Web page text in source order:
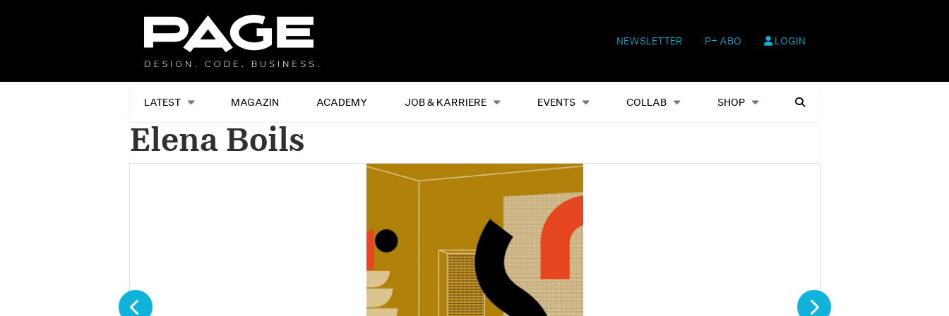
NEWSLETTER P+ ABO LOGIN
LATEST MAGAZIN ACADEMY JOB & KARRIERE EVENTS COLLAB SHOP
Alles Events Shop Heftausgaben Suchen
Elena Boils